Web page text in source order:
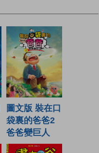
圖文版 裝在口
袋裏的爸爸2
爸爸變巨人